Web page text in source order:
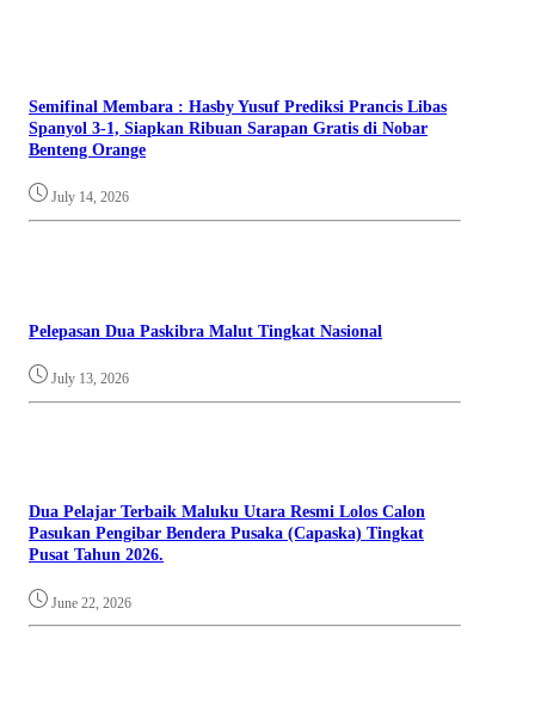
Semifinal Membara : Hasby Yusuf Prediksi Prancis Libas
Spanyol 3-1, Siapkan Ribuan Sarapan Gratis di Nobar
Benteng Orange
July 14, 2026
Pelepasan Dua Paskibra Malut Tingkat Nasional
July 13, 2026
Dua Pelajar Terbaik Maluku Utara Resmi Lolos Calon
Pasukan Pengibar Bendera Pusaka (Capaska) Tingkat
Pusat Tahun 2026.
June 22, 2026